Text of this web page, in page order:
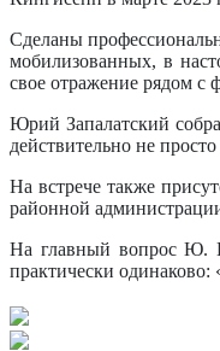
Сделаны
мобилизованных, в
свое отражение рядом с
Юрий Запалатский
действительно не
На встрече также
районной
На главный вопрос Ю.
практически